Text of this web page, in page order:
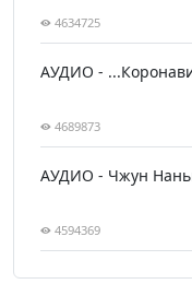
4634725
АУДИО -
4689873
АУДИО - Чжун
4594369